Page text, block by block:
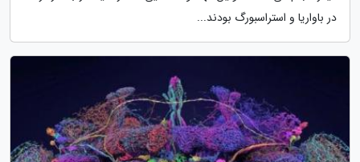
در باواریا و استراسبورگ بودند...